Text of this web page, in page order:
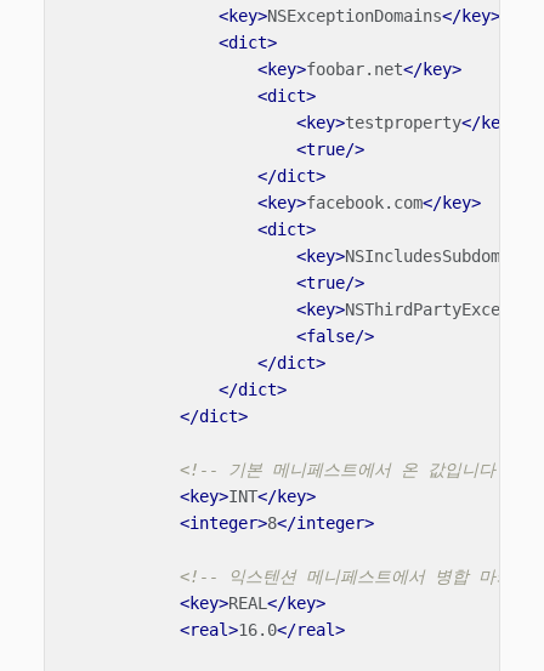
<key>NSExceptionDomains</key>
<dict>
<key>foobar.net</key>
<dict>
<key>testproperty</key>
<true/>
</dict>
<key>facebook.com</key>
<dict>
<key>NSIncludesSubdomains
<true/>
<key>
<false/>
</dict>
</dict>
</dict>
<!-- 기본 메니페스트에서 온 값입니다 -->
<key>INT</key>
<integer>8</integer>
<!-- 익스텐션 메니페스트에서 병합 마커
<key>REAL</key>
<real>16.0</real>